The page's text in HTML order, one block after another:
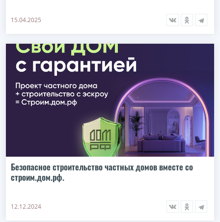
15.04.2025
Безопасное строительство частных домов вместе со
строим.дом.рф.
12.12.2024